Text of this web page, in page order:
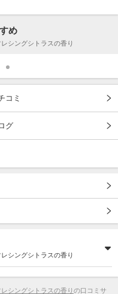
め
シングシトラスの香り
コミ
グ
シングシトラスの香り
シングシトラスの香り の口コミサ